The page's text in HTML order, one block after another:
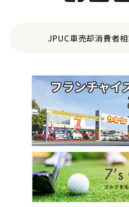
JPUC車売却消費者相